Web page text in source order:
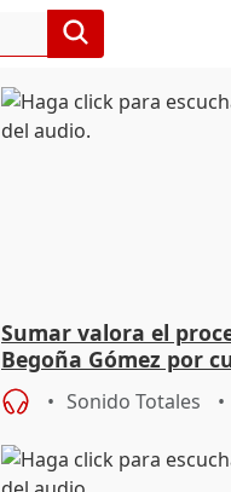
Sumar valora el
Begoña Gómez por
delitos
Sonido Totales